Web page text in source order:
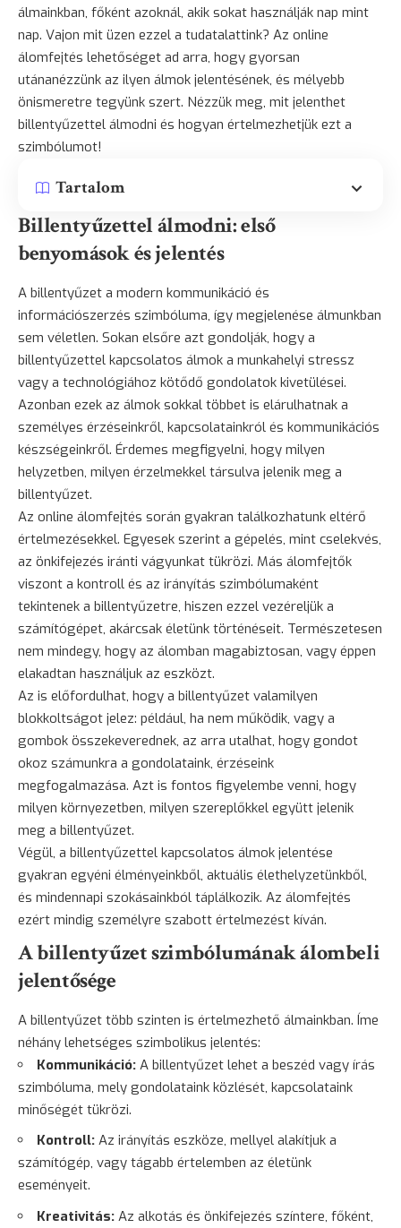
álmainkban, főként azoknál, akik sokat használják nap mint
nap. Vajon mit üzen ezzel a tudatalattink? Az online
álomfejtés lehetőséget ad arra, hogy gyorsan
utánanézzünk az ilyen álmok jelentésének, és mélyebb
önismeretre tegyünk szert. Nézzük meg, mit jelenthet
billentyűzettel álmodni és hogyan értelmezhetjük ezt a
szimbólumot!
Tartalom
Billentyűzettel álmodni: első
benyomások és jelentés
A billentyűzet a modern kommunikáció és
információszerzés szimbóluma, így megjelenése álmunkban
sem véletlen. Sokan elsőre azt gondolják, hogy a
billentyűzettel kapcsolatos álmok a munkahelyi stressz
vagy a technológiához kötődő gondolatok kivetülései.
Azonban ezek az álmok sokkal többet is elárulhatnak a
személyes érzéseinkről, kapcsolatainkról és kommunikációs
készségeinkről. Érdemes megfigyelni, hogy milyen
helyzetben, milyen érzelmekkel társulva jelenik meg a
billentyűzet.
Az online álomfejtés során gyakran találkozhatunk eltérő
értelmezésekkel. Egyesek szerint a gépelés, mint cselekvés,
az önkifejezés iránti vágyunkat tükrözi. Más álomfejtők
viszont a kontroll és az irányítás szimbólumaként
tekintenek a billentyűzetre, hiszen ezzel vezéreljük a
számítógépet, akárcsak életünk történéseit. Természetesen
nem mindegy, hogy az álomban magabiztosan, vagy éppen
elakadtan használjuk az eszközt.
Az is előfordulhat, hogy a billentyűzet valamilyen
blokkoltságot jelez: például, ha nem működik, vagy a
gombok összekeverednek, az arra utalhat, hogy gondot
okoz számunkra a gondolataink, érzéseink
megfogalmazása. Azt is fontos figyelembe venni, hogy
milyen környezetben, milyen szereplőkkel együtt jelenik
meg a billentyűzet.
Végül, a billentyűzettel kapcsolatos álmok jelentése
gyakran egyéni élményeinkből, aktuális élethelyzetünkből,
és mindennapi szokásainkból táplálkozik. Az álomfejtés
ezért mindig személyre szabott értelmezést kíván.
A billentyűzet szimbólumának álombeli
jelentősége
A billentyűzet több szinten is értelmezhető álmainkban. Íme
néhány lehetséges szimbolikus jelentés:
Kommunikáció: A billentyűzet lehet a beszéd vagy írás
szimbóluma, mely gondolataink közlését, kapcsolataink
minőségét tükrözi.
Kontroll: Az irányítás eszköze, mellyel alakítjuk a
számítógép, vagy tágabb értelemben az életünk
eseményeit.
Kreativitás: Az alkotás és önkifejezés színtere, főként,